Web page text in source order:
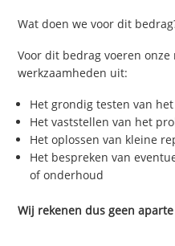
Wat doen we voor dit
Voor dit bedrag voeren
werkzaamheden uit:
Het grondig testen van
Het vaststellen van het
Het oplossen van kleine
Het bespreken van
of onderhoud
Wij rekenen dus geen